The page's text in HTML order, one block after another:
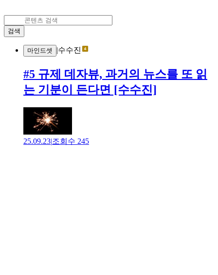
검색
마인드셋 |수수진
#5 규제 데자뷰, 과거의 뉴스를 또 읽
는 기분이 든다면 [수수진]
25.09.23|조회수 245